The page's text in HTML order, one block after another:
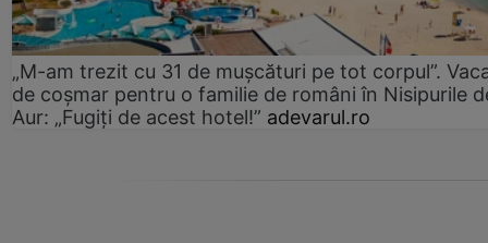
„M-am trezit cu 31 de mușcături pe tot corpul”.
de coșmar pentru o familie de români în Nisipurile
Aur: „Fugiți de acest hotel!” adevarul.ro